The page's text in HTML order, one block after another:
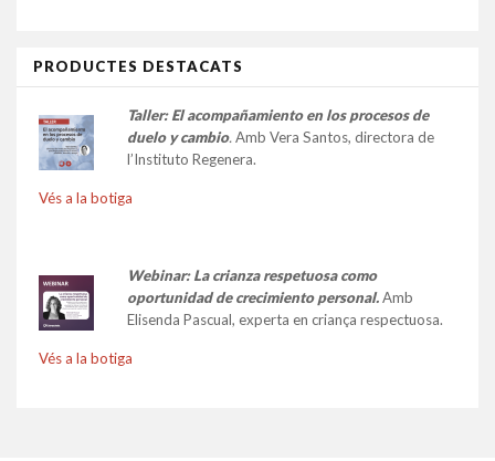
PRODUCTES DESTACATS
Taller: El acompañamiento en los procesos de
duelo y cambio. Amb Vera Santos, directora de
l’Instituto Regenera.
Vés a la botiga
Webinar: La crianza respetuosa como
oportunidad de crecimiento personal.Amb
Elisenda Pascual, experta en criança respectuosa.
Vés a la botiga